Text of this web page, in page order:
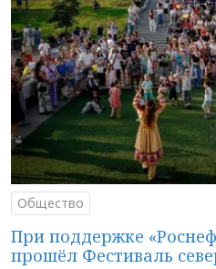
Общество
При поддержке
прошёл Фестиваль